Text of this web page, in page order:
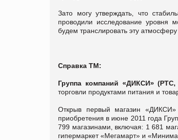
Зато могу утверждать, что
проводили исследование уровня
будем транслировать эту
Справка ТМ:
Группа компаний «ДИКСИ»
торговли продуктами питания и
Открыв первый магазин «ДИКСИ»
приобретения в июне 2011 года
799 магазинами, включая: 1 681
гипермаркет «Мегамарт» и